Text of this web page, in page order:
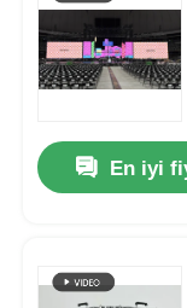
En iyi